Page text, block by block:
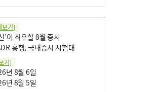
보기]
’이 좌우할 8월 증시
흥행, 국내증시 시험대
기]
년 8월 6일
년 8월 5일